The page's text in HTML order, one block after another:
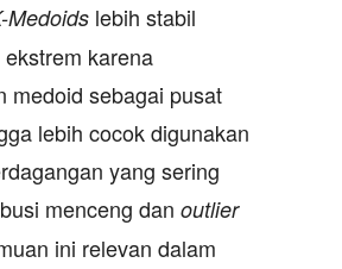
Medoids lebih stabil
karena
medoid sebagai pusat
lebih cocok digunakan
yang sering
menceng dan outlier
ini relevan dalam